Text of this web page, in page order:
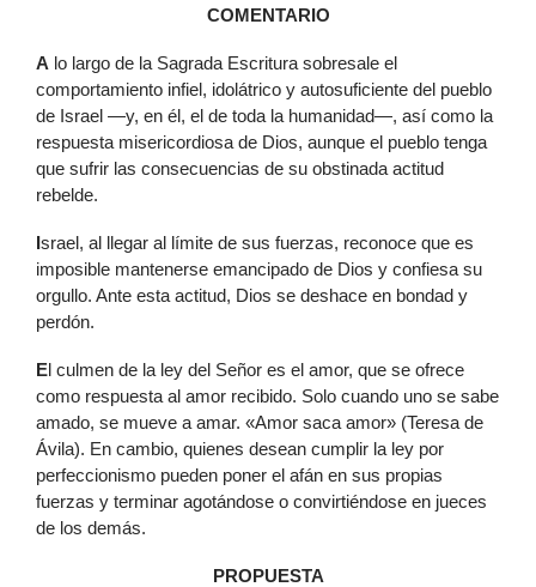
COMENTARIO
A lo largo de la Sagrada Escritura sobresale el
comportamiento infiel, idolátrico y autosuficiente del pueblo
de Israel —y, en él, el de toda la humanidad—, así como la
respuesta misericordiosa de Dios, aunque el pueblo tenga
que sufrir las consecuencias de su obstinada actitud
rebelde.
Israel, al llegar al límite de sus fuerzas, reconoce que es
imposible mantenerse emancipado de Dios y confiesa su
orgullo. Ante esta actitud, Dios se deshace en bondad y
perdón.
El culmen de la ley del Señor es el amor, que se ofrece
como respuesta al amor recibido. Solo cuando uno se sabe
amado, se mueve a amar. «Amor saca amor» (Teresa de
Ávila). En cambio, quienes desean cumplir la ley por
perfeccionismo pueden poner el afán en sus propias
fuerzas y terminar agotándose o convirtiéndose en jueces
de los demás.
PROPUESTA